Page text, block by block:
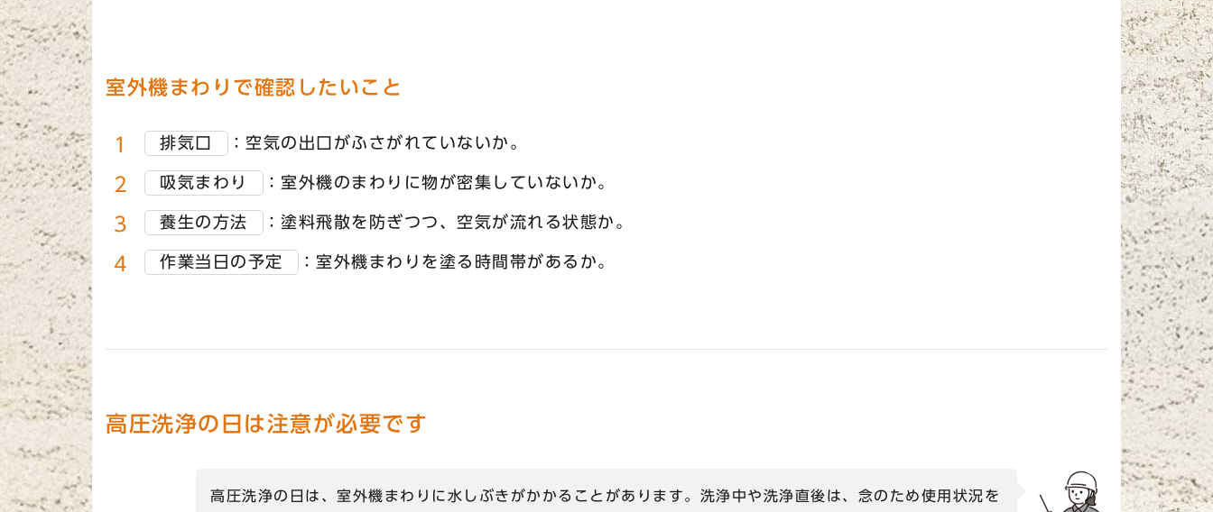
室外機まわりで確認したいこと
排気口 ：空気の出口がふさがれていないか。
吸気まわり ：室外機のまわりに物が密集していないか。
養生の方法 ：塗料飛散を防ぎつつ、空気が流れる状態か。
作業当日の予定 ：室外機まわりを塗る時間帯があるか。
高圧洗浄の日は注意が必要です
高圧洗浄の日は、室外機まわりに水しぶきがかかることがあります。洗浄中や洗浄直後は、念のため使用状況を